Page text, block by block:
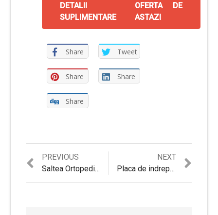
DETALII
SUPLIMENTARE
OFERTA DE
ASTAZI
Share Tweet
Share Share
Share
Navigare
PREVIOUS
Previous
post:
Saltea Ortopedica Medical Bio Memory Aquagel Air-Fresh Material Aloe-Vera 14+2 Previ, 160 x 200 cm
NEXT
post:
Placa de indreptat parul Remington S3500 + turmalin 230°